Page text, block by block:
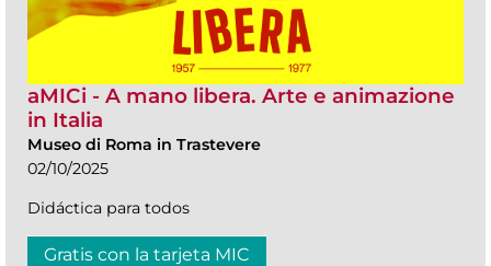
aMICi - A mano libera. Arte e animazione
in Italia
Museo di Roma in Trastevere
02/10/2025
Didáctica para todos
Gratis con la tarjeta MIC